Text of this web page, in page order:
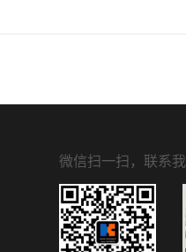
微信扫一扫，联系我